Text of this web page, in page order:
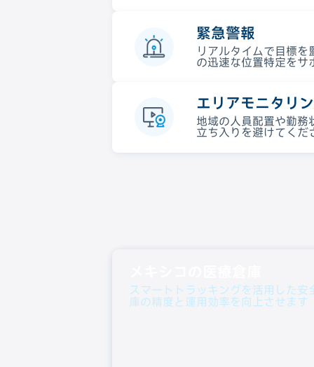
緊急警報
リアルタイムで目標
の迅速な位置特定をサ
エリアモニタリ
地域の人員配置や勤
立ち入りを避けてくだ
スマートトラッキングを活用した安
庫の精度と運用効率を向上させます